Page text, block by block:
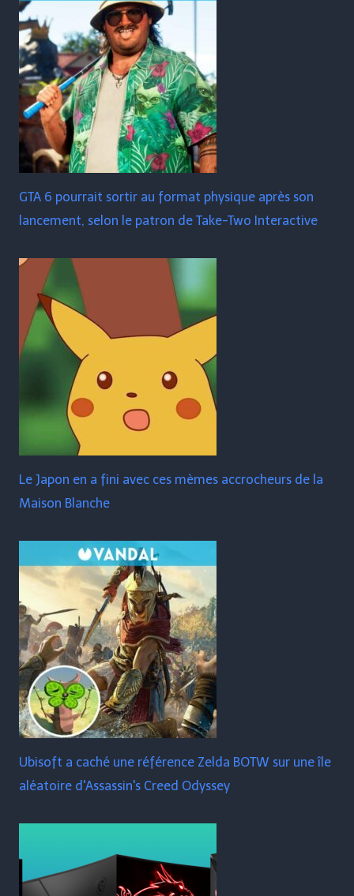
GTA 6 pourrait sortir au format physique après son
lancement, selon le patron de Take-Two Interactive
Le Japon en a fini avec ces mèmes accrocheurs de la
Maison Blanche
Ubisoft a caché une référence Zelda BOTW sur une île
aléatoire d'Assassin's Creed Odyssey